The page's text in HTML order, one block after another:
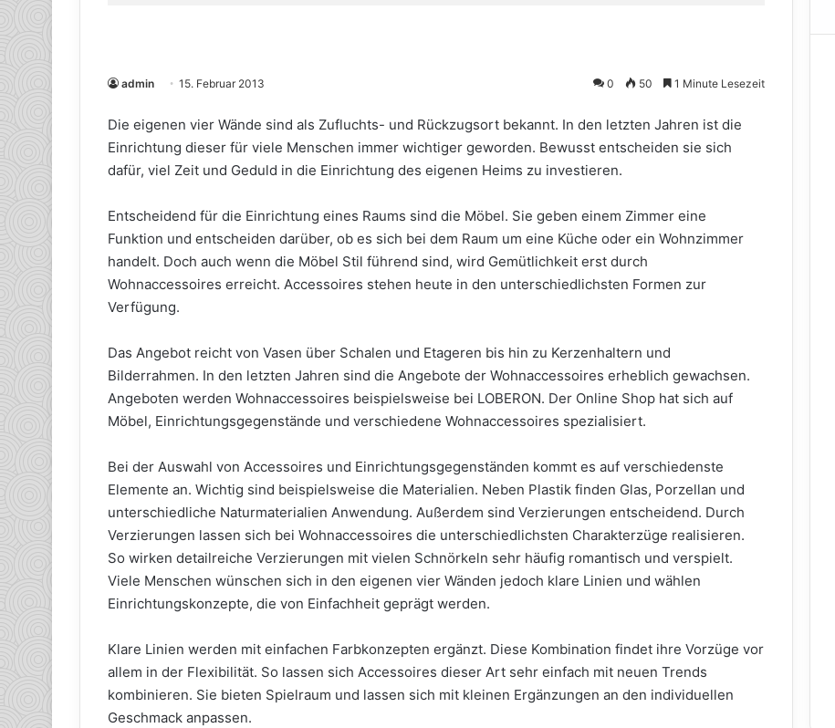
admin 15. Februar 2013 0 50 1 Minute Lesezeit
Die eigenen vier Wände sind als Zufluchts- und Rückzugsort bekannt. In den letzten Jahren ist die
Einrichtung dieser für viele Menschen immer wichtiger geworden. Bewusst entscheiden sie sich
dafür, viel Zeit und Geduld in die Einrichtung des eigenen Heims zu investieren.
Entscheidend für die Einrichtung eines Raums sind die Möbel. Sie geben einem Zimmer eine
Funktion und entscheiden darüber, ob es sich bei dem Raum um eine Küche oder ein Wohnzimmer
handelt. Doch auch wenn die Möbel Stil führend sind, wird Gemütlichkeit erst durch
Wohnaccessoires erreicht. Accessoires stehen heute in den unterschiedlichsten Formen zur
Verfügung.
Das Angebot reicht von Vasen über Schalen und Etageren bis hin zu Kerzenhaltern und
Bilderrahmen. In den letzten Jahren sind die Angebote der Wohnaccessoires erheblich gewachsen.
Angeboten werden Wohnaccessoires beispielsweise bei LOBERON. Der Online Shop hat sich auf
Möbel, Einrichtungsgegenstände und verschiedene Wohnaccessoires spezialisiert.
Bei der Auswahl von Accessoires und Einrichtungsgegenständen kommt es auf verschiedenste
Elemente an. Wichtig sind beispielsweise die Materialien. Neben Plastik finden Glas, Porzellan und
unterschiedliche Naturmaterialien Anwendung. Außerdem sind Verzierungen entscheidend. Durch
Verzierungen lassen sich bei Wohnaccessoires die unterschiedlichsten Charakterzüge realisieren.
So wirken detailreiche Verzierungen mit vielen Schnörkeln sehr häufig romantisch und verspielt.
Viele Menschen wünschen sich in den eigenen vier Wänden jedoch klare Linien und wählen
Einrichtungskonzepte, die von Einfachheit geprägt werden.
Klare Linien werden mit einfachen Farbkonzepten ergänzt. Diese Kombination findet ihre Vorzüge vor
allem in der Flexibilität. So lassen sich Accessoires dieser Art sehr einfach mit neuen Trends
kombinieren. Sie bieten Spielraum und lassen sich mit kleinen Ergänzungen an den individuellen
Geschmack anpassen.